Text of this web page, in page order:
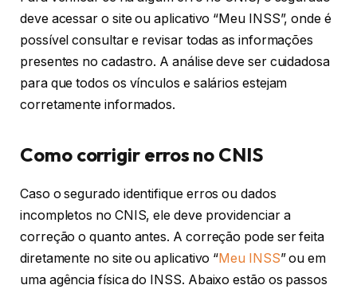
deve acessar o site ou aplicativo “Meu INSS”, onde é
possível consultar e revisar todas as informações
presentes no cadastro. A análise deve ser cuidadosa
para que todos os vínculos e salários estejam
corretamente informados.
Como corrigir erros no CNIS
Caso o segurado identifique erros ou dados
incompletos no CNIS, ele deve providenciar a
correção o quanto antes. A correção pode ser feita
diretamente no site ou aplicativo “Meu INSS” ou em
uma agência física do INSS. Abaixo estão os passos